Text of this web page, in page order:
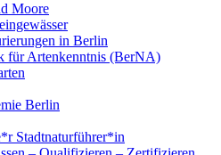
Moore
in Berlin
für Artenkenntnis (BerNA)
Berlin
Stadtnaturführer*in